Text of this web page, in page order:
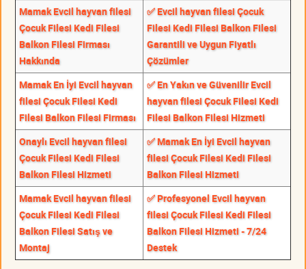
Mamak Evcil hayvan filesi
Çocuk Filesi Kedi Filesi
Balkon Filesi Firması
Hakkında
✅ Evcil hayvan filesi Çocuk
Filesi Kedi Filesi Balkon Filesi
Garantili ve Uygun Fiyatlı
Çözümler
Mamak En İyi Evcil hayvan
filesi Çocuk Filesi Kedi
Filesi Balkon Filesi Firması
✅ En Yakın ve Güvenilir Evcil
hayvan filesi Çocuk Filesi Kedi
Filesi Balkon Filesi Hizmeti
Onaylı Evcil hayvan filesi
Çocuk Filesi Kedi Filesi
Balkon Filesi Hizmeti
✅ Mamak En İyi Evcil hayvan
filesi Çocuk Filesi Kedi Filesi
Balkon Filesi Hizmeti
Mamak Evcil hayvan filesi
Çocuk Filesi Kedi Filesi
Balkon Filesi Satış ve
Montaj
✅ Profesyonel Evcil hayvan
filesi Çocuk Filesi Kedi Filesi
Balkon Filesi Hizmeti - 7/24
Destek